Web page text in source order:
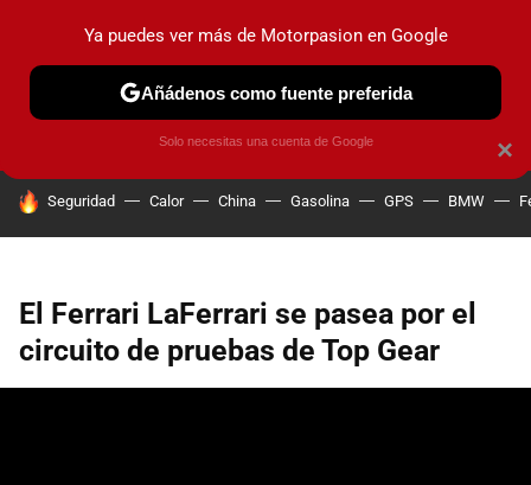
PRUEBAS COCHES ELÉCTRICOS OBSERVATORIO
HOY SE HABLA DE
Seguridad Calor China Gasolina GPS BMW
El Ferrari LaFerrari se pasea por el
circuito de pruebas de Top Gear
×
Ya puedes ver más de Motorpasion en Google
Añádenos como fuente preferida
Solo necesitas una cuenta de Google